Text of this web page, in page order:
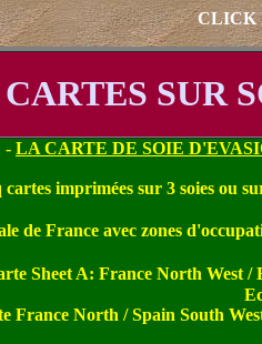
CLICK
SUR
- LA CARTE DE SOIE
cartes imprimées sur 3 soies ou
de France avec zones
Sheet A: France North West
France North / Spain South